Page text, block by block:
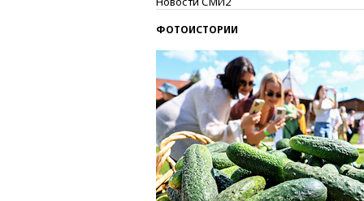
ФОТОИСТОРИИ